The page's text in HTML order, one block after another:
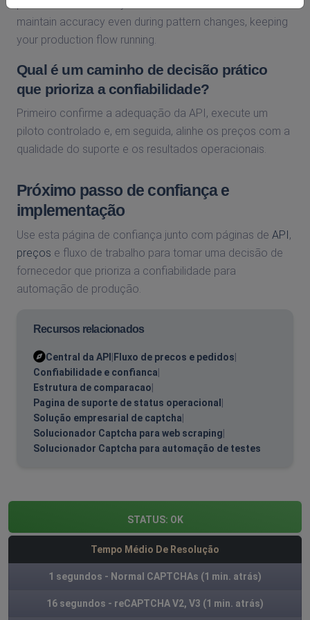
maintain accuracy even during pattern changes, keeping
your production flow running.
Qual é um caminho de decisão prático
que prioriza a confiabilidade?
Primeiro confirme a adequação da API, execute um
piloto controlado e, em seguida, alinhe os preços com a
qualidade do suporte e os resultados operacionais.
Próximo passo de confiança e
implementação
Use esta página de confiança junto com páginas de API ,
preços e fluxo de trabalho para tomar uma decisão de
fornecedor que prioriza a confiabilidade para
automação de produção.
Recursos relacionados
Central da API Fluxo de precos e pedidos
Confiabilidade e confianca
Estrutura de comparacao
Pagina de suporte de status operacional
Solução empresarial de captcha
Solucionador Captcha para web scraping
Solucionador Captcha para automação de testes
STATUS: OK
Tempo Médio De Resolução
1 segundos - Normal CAPTCHAs (1 min. atrás)
16 segundos - reCAPTCHA V2, V3 (1 min. atrás)